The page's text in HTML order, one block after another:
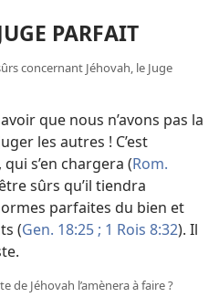
PARFAIT
concernant Jéhovah, le Juge
que nous n’avons pas la
les autres ! C’est
s’en chargera (Rom.
sûrs qu’il tiendra
parfaites du bien et
(Gen. 18:25 ; 1 Rois 8:32). Il
de Jéhovah l’amènera à faire ?